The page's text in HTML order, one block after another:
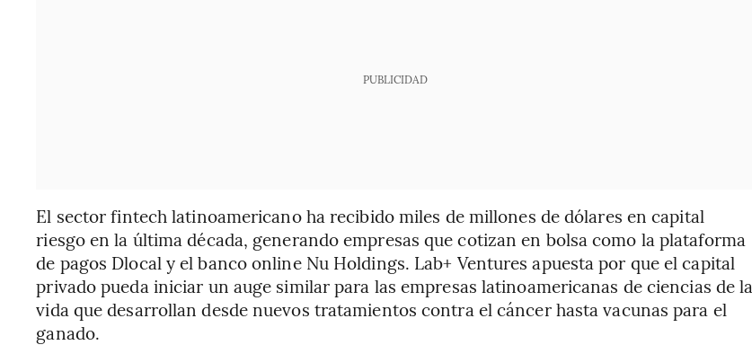
PUBLICIDAD
El sector fintech latinoamericano ha recibido miles de millones de dólares en capital
riesgo en la última década, generando empresas que cotizan en bolsa como la plataforma
de pagos Dlocal y el banco online Nu Holdings. Lab+ Ventures apuesta por que el capital
privado pueda iniciar un auge similar para las empresas latinoamericanas de ciencias de la
vida que desarrollan desde nuevos tratamientos contra el cáncer hasta vacunas para el
ganado.